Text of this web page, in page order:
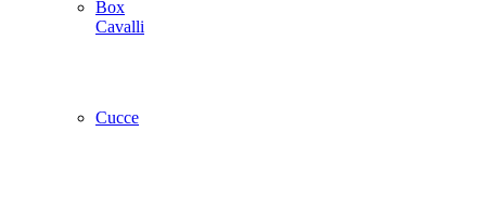
Box
Cavalli
Cucce